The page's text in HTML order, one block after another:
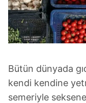
için Ayarlar
Metnimiziziyaret
6698 sayılı Kişisel
ilgili mevzuata uygun
almak için lütfen
Bütün dünyada
kendi kendine
semeriyle